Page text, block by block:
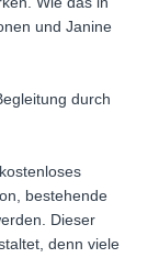
und Janine
durch
bestehende
Dieser
denn viele